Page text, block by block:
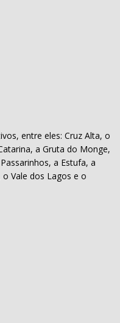
entre eles: Cruz Alta, o
a Gruta do Monge,
a Estufa, a
Vale dos Lagos e o